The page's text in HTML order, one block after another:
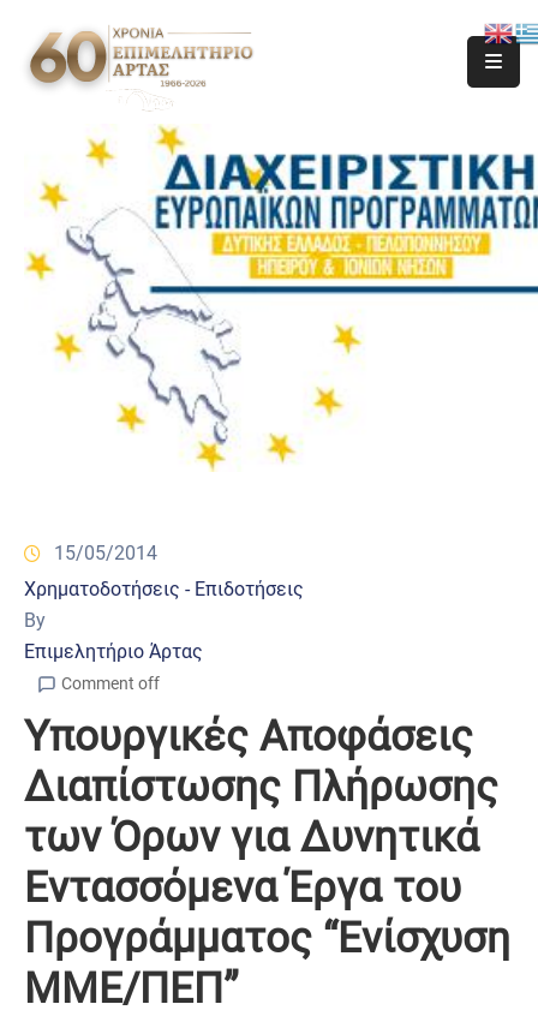
15/05/2014
Χρηματοδοτήσεις - Επιδοτήσεις
By
Επιμελητήριο Άρτας
Comment off
Υπουργικές Αποφάσεις
Διαπίστωσης Πλήρωσης
των Όρων για Δυνητικά
Εντασσόμενα Έργα του
Προγράμματος “Ενίσχυση
ΜΜΕ/ΠΕΠ”